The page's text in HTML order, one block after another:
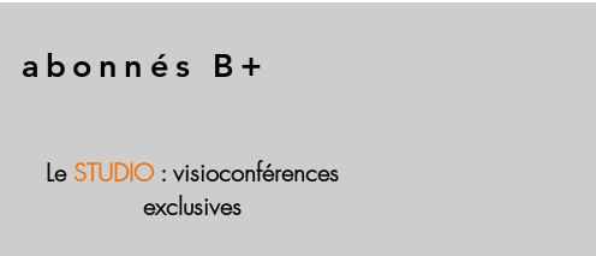
B+
Le STUDIO : visioconférences
exclusives